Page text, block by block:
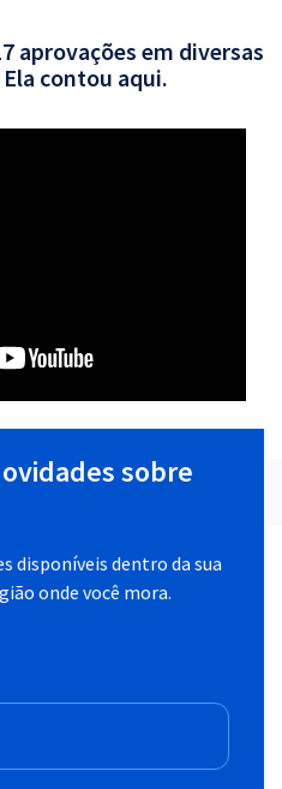
aprovações em diversas
contou aqui.
sobre
disponíveis dentro da sua
onde você mora.